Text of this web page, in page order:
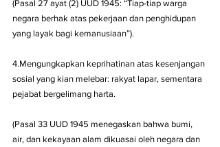
(Pasal 27 ayat (2) UUD 1945: “Tiap-tiap warga
negara berhak atas pekerjaan dan penghidupan
yang layak bagi kemanusiaan”).
4.Mengungkapkan keprihatinan atas kesenjangan
sosial yang kian melebar: rakyat lapar, sementara
pejabat bergelimang harta.
(Pasal 33 UUD 1945 menegaskan bahwa bumi,
air, dan kekayaan alam dikuasai oleh negara dan